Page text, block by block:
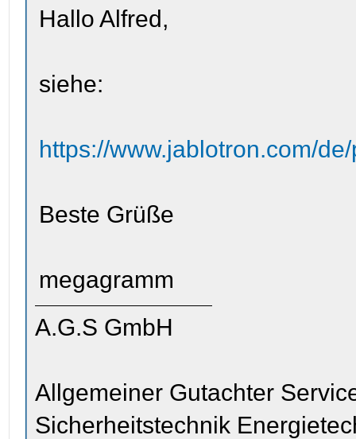
Hallo Alfred,
siehe:
https://www.jablotron.com/
Beste Grüße
megagramm
A.G.S GmbH
Allgemeiner Gutachter
Sicherheitstechnik